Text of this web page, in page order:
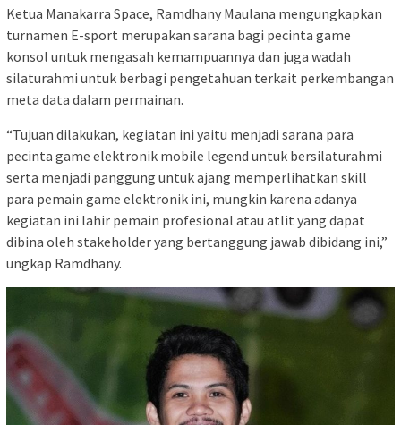
Ketua Manakarra Space, Ramdhany Maulana mengungkapkan
turnamen E-sport merupakan sarana bagi pecinta game
konsol untuk mengasah kemampuannya dan juga wadah
silaturahmi untuk berbagi pengetahuan terkait perkembangan
meta data dalam permainan.
“Tujuan dilakukan, kegiatan ini yaitu menjadi sarana para
pecinta game elektronik mobile legend untuk bersilaturahmi
serta menjadi panggung untuk ajang memperlihatkan skill
para pemain game elektronik ini, mungkin karena adanya
kegiatan ini lahir pemain profesional atau atlit yang dapat
dibina oleh stakeholder yang bertanggung jawab dibidang ini,”
ungkap Ramdhany.